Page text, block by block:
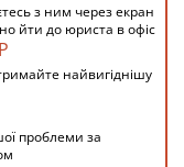
з ним через екран
йти до юриста в офіс
найвигіднішу
проблеми за